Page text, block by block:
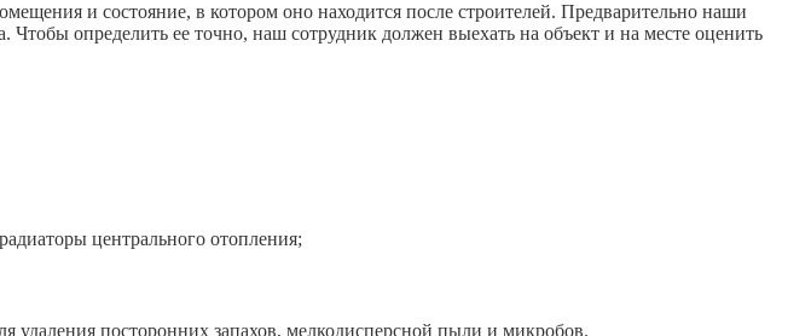
и состояние, в котором оно находится после строителей. Предварительно наши
определить ее точно, наш сотрудник должен выехать на объект и на месте оценить
центрального отопления;
посторонних запахов, мелкодисперсной пыли и микробов.